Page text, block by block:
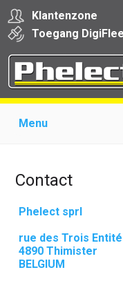
Klantenzone
Toegang Digi
Menu
Producten voor
Contact
Phelect sprl
rue des Trois
4890 Thimister
BELGIUM